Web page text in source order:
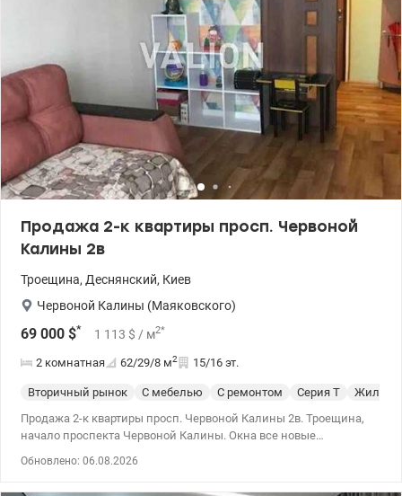
Продажа 2-к квартиры просп. Червоной
Калины 2в
Троещина, Деснянский, Киев
Червоной Калины (Маяковского)
69 000 $* 1 113 $ / м2*
2 комнатная 62/29/8 м2 15/16 эт.
Вторичный рынок С мебелью С ремонтом Серия Т
Жилое
Продажа 2-к квартиры просп. Червоной Калины 2в. Троещина,
начало проспекта Червоной Калины. Окна все новые
Обновлено: 06.08.2026